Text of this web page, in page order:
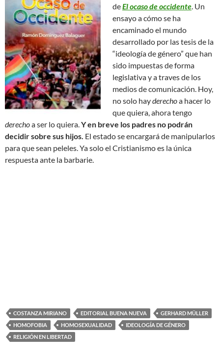
deEl ocaso de occidente. Un
ensayo a cómo se ha
encaminado el mundo
desarrollado por las tesis de la
“ideología de género” que han
sido impuestas de forma
legislativa y a traves de los
medios de comunicación. Hoy,
no solo hayderechoa hacer lo
que quiera,ahora tengo
derechoa ser lo quiera.Y en breve los padres no podrán
decidir sobre sus hijos. El estado se encargará de manipularlos
para que sean peleles.Ya solo el Cristianismo es la única
respuesta ante la barbarie.
COSTANZA MIRIANO EDITORIAL BUENA NUEVA
GERHARD MÜLLER
HOMOFOBIA
HOMOSEXUALIDAD
IDEOLOGÍA DE GÉNERO
RELIGIÓN EN LIBERTAD